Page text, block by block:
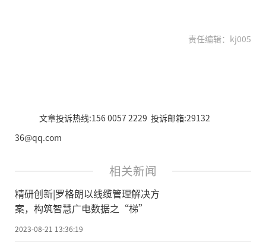
责任编辑：kj005
文章投诉热线:156 0057 2229 投诉邮箱:29132
36@qq.com
相关新闻
精研创新|罗格朗以线缆管理解决方
案，构筑智慧广电数据之“梯”
2023-08-21 13:36:19